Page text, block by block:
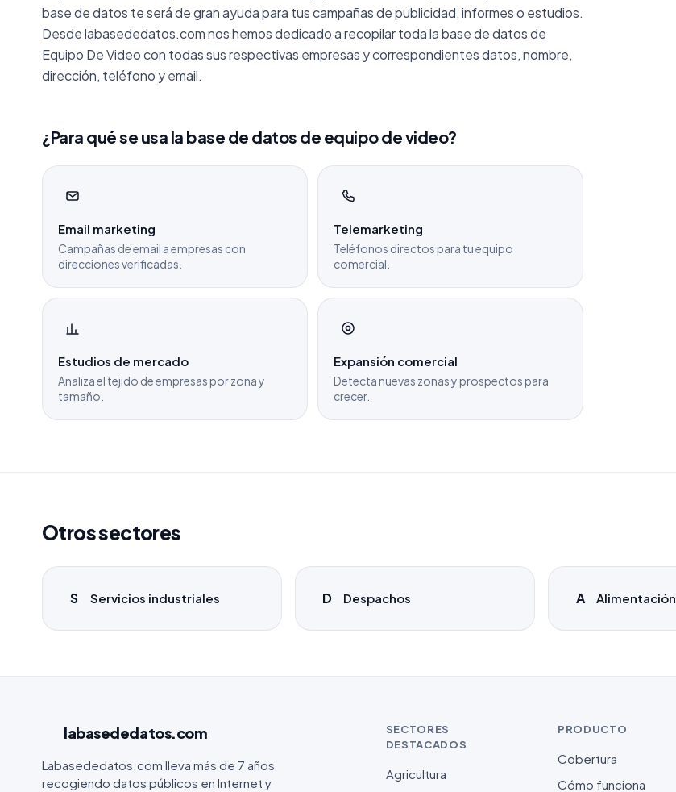
base de datos te será de gran ayuda para tus campañas de publicidad, informes o estudios.
Desde labasededatos.com nos hemos dedicado a recopilar toda la base de datos de
Equipo De Video con todas sus respectivas empresas y correspondientes datos, nombre,
dirección, teléfono y email.
¿Para qué se usa la base de datos de equipo de video?
Email marketing
Campañas de email a empresas con
direcciones verificadas.
Telemarketing
Teléfonos directos para tu equipo
comercial.
Estudios de mercado
Analiza el tejido de empresas por zona y
tamaño.
Expansión comercial
Detecta nuevas zonas y prospectos para
crecer.
Otros sectores
S Servicios industriales D Despachos A Alimentación
labasededatos.com
Labasededatos.com lleva más de 7 años
recogiendo datos públicos en Internet y
SECTORES
DESTACADOS
Agricultura
PRODUCTO
Cobertura
Cómo funciona